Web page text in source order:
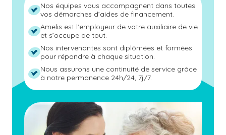
Nos équipes vous accompagnent dans toutes
vos démarches d’aides de financement.
Amelis est l’employeur de votre auxiliaire de vie
et s’occupe de tout.
Nos intervenantes sont diplômées et formées
pour répondre à chaque situation.
Nous assurons une continuité de service grâce
à notre permanence 24h/24, 7j/7.